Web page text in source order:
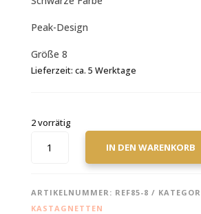
Peak-Design
Größe 8
Lieferzeit: ca. 5 Werktage
2 vorrätig
FIBRA
IN DEN WARENKORB
ARTIKELNUMMER: REF85-8
KASTAGNETTEN